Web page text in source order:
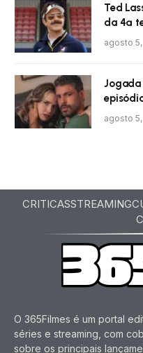
Ted
da 4ª
agosto
Jogada
agosto
CRITICASSTREAMING
O 365Filmes é um portal
séries e streaming, com
sobre os principais